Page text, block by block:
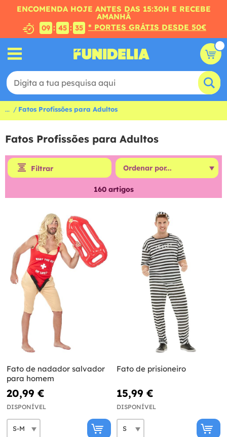
ENCOMENDA HOJE ANTES DAS 15:30H E RECEBE
AMANHÃ
09 : 45 : 34 * PORTES GRÁTIS DESDE 50€
... Fatos Profissões para Adultos
Fatos Profissões para Adultos
Filtrar
160artigos
Fato de nadador salvador
para homem
20,99 €
DISPONÍVEL
Fato de prisioneiro
15,99 €
DISPONÍVEL